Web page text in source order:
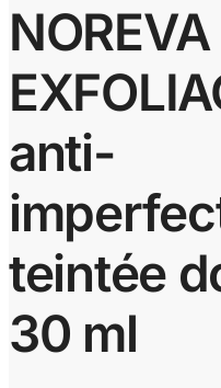
NOREVA
anti-
teintée
30 ml